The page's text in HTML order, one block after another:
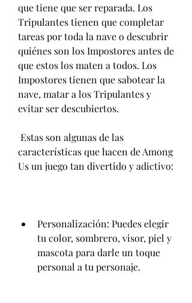
que tiene que ser reparada. Los
Tripulantes tienen que completar
tareas por toda la nave o descubrir
quiénes son los Impostores antes de
que estos los maten a todos. Los
Impostores tienen que sabotear la
nave, matar a los Tripulantes y
evitar ser descubiertos.
características que hacen de Among
Us un juego tan divertido y adictivo:
Personalización: Puedes elegir
tu color, sombrero, visor, piel y
mascota para darle un toque
personal a tu personaje.